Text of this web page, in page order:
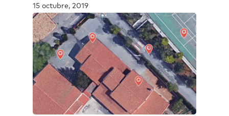
15 octubre, 2019